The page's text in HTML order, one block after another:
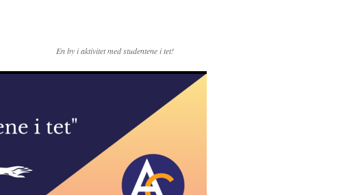
En by i aktivitet med studentene i tet!